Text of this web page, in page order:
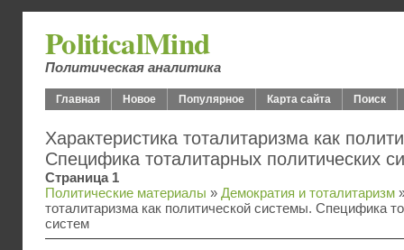
PoliticalMind
Политическая аналитика
Главная Новое Популярное Карта сайта Поиск
Характеристика тоталитаризма как
Специфика тоталитарных политических
Страница 1
Политические материалы » Демократия и тоталитаризм
тоталитаризма как политической системы. Специфика
систем